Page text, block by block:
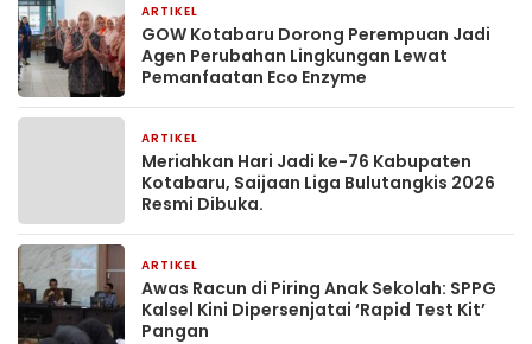
ARTIKEL
GOW Kotabaru Dorong Perempuan Jadi
Agen Perubahan Lingkungan Lewat
Pemanfaatan Eco Enzyme
ARTIKEL
Meriahkan Hari Jadi ke-76 Kabupaten
Kotabaru, Saijaan Liga Bulutangkis 2026
Resmi Dibuka.
ARTIKEL
Awas Racun di Piring Anak Sekolah: SPPG
Kalsel Kini Dipersenjatai ‘Rapid Test Kit’
Pangan